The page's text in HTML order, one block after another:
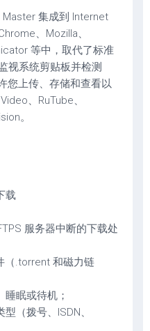
集成到 Internet
、Mozilla、
等中，取代了标准
视系统剪贴板并检测
您上传、存储和查看以
、RuTube、
。
载
服务器中断的下载处
（.torrent 和磁力链
眠或待机；
（拨号、ISDN、